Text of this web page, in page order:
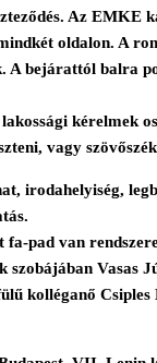
Az EMKE
oldalon. A
A bejárattól balra
kérelmek
vagy
irodahelyiség,
pad van
Vasas
kolléganő